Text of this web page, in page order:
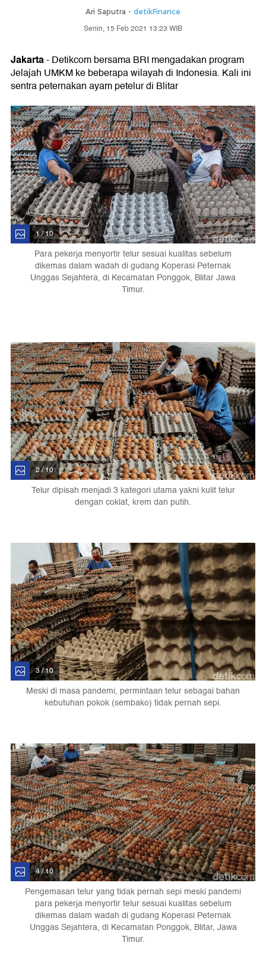
Ari Saputra - detikFinance
Senin, 15 Feb 2021 13:23 WIB
Jakarta- Detikcom bersama BRI mengadakan program
Jelajah UMKM ke beberapa wilayah di Indonesia. Kali ini
sentra peternakan ayam petelur di Blitar
1 / 10
Para pekerja menyortir telur sesuai kualitas sebelum
dikemas dalam wadah di gudang Koperasi Peternak
Unggas Sejahtera, di Kecamatan Ponggok, Blitar Jawa
Timur.
2 / 10
Telur dipisah menjadi 3 kategori utama yakni kulit telur
dengan coklat, krem dan putih.
3 / 10
Meski di masa pandemi, permintaan telur sebagai bahan
kebutuhan pokok (sembako) tidak pernah sepi.
4 / 10
Pengemasan telur yang tidak pernah sepi meski pandemi
para pekerja menyortir telur sesuai kualitas sebelum
dikemas dalam wadah di gudang Koperasi Peternak
Unggas Sejahtera, di Kecamatan Ponggok, Blitar, Jawa
Timur.